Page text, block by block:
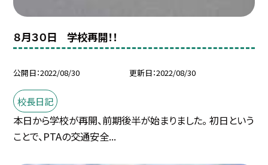
８月３０日 学校再開！！
公開日 2022/08/30 更新日 2022/08/30
校長日記
本日から学校が再開、前期後半が始まりました。 初日という
ことで、PTAの交通安全...